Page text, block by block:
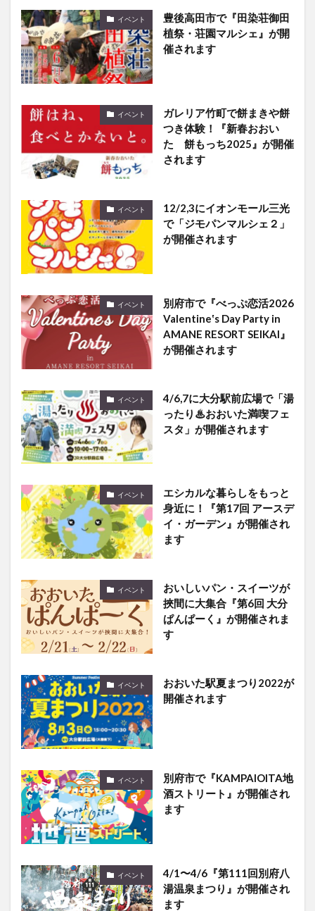
イベント
豊後高田市で『田染荘御田
植祭・荘園マルシェ』が開
催されます
イベント
ガレリア竹町で餅まきや餅
つき体験！『新春おおい
た 餅もっち2025』が開催
されます
イベント
12/2,3にイオンモール三光
で「ジモパンマルシェ２」
が開催されます
イベント
別府市で『べっぷ恋活2026
Valentine‛s Day Party in
AMANE RESORT SEIKAI』
が開催されます
イベント
4/6,7に大分駅前広場で「湯
ったり♨おおいた満喫フェ
スタ」が開催されます
イベント
エシカルな暮らしをもっと
身近に！『第17回 アースデ
イ・ガーデン』が開催され
ます
イベント
おいしいパン・スイーツが
挾間に大集合『第6回 大分
ぱんぱーく』が開催されま
す
イベント
おおいた駅夏まつり2022が
開催されます
イベント
別府市で『KAMPAIOITA地
酒ストリート』が開催され
ます
イベント
4/1〜4/6『第111回別府八
湯温泉まつり』が開催され
ます